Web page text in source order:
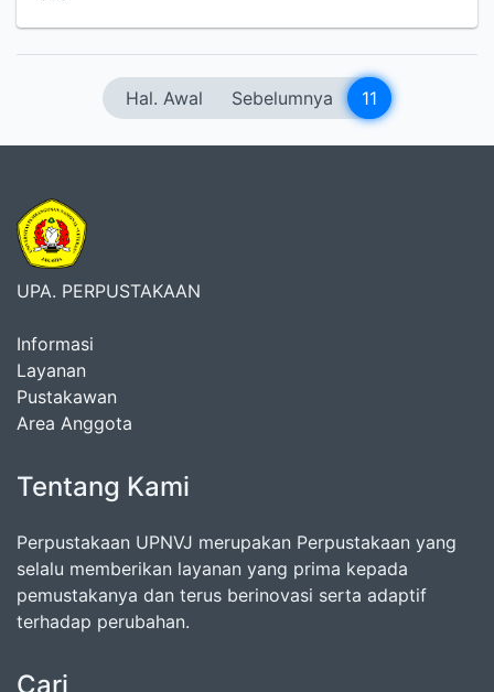
Hal. Awal Sebelumnya 11
UPA. PERPUSTAKAAN
Informasi
Layanan
Pustakawan
Area Anggota
Tentang Kami
Perpustakaan UPNVJ merupakan Perpustakaan yang
selalu memberikan layanan yang prima kepada
pemustakanya dan terus berinovasi serta adaptif
terhadap perubahan.
Cari